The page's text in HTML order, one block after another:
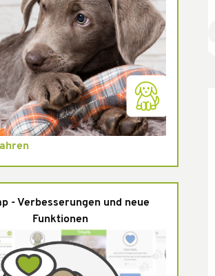
- Verbesserungen und neue
Funktionen